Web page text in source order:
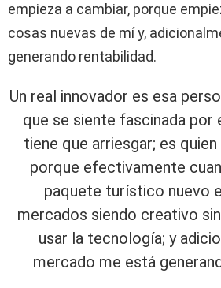
empieza a cambiar, porque
cosas nuevas de mí y,
generando rentabilidad.
Un real innovador es esa
que se siente fascinada por
tiene que arriesgar; es
porque efectivamente
paquete turístico nuevo
mercados siendo creativo
usar la tecnología; y
mercado me está